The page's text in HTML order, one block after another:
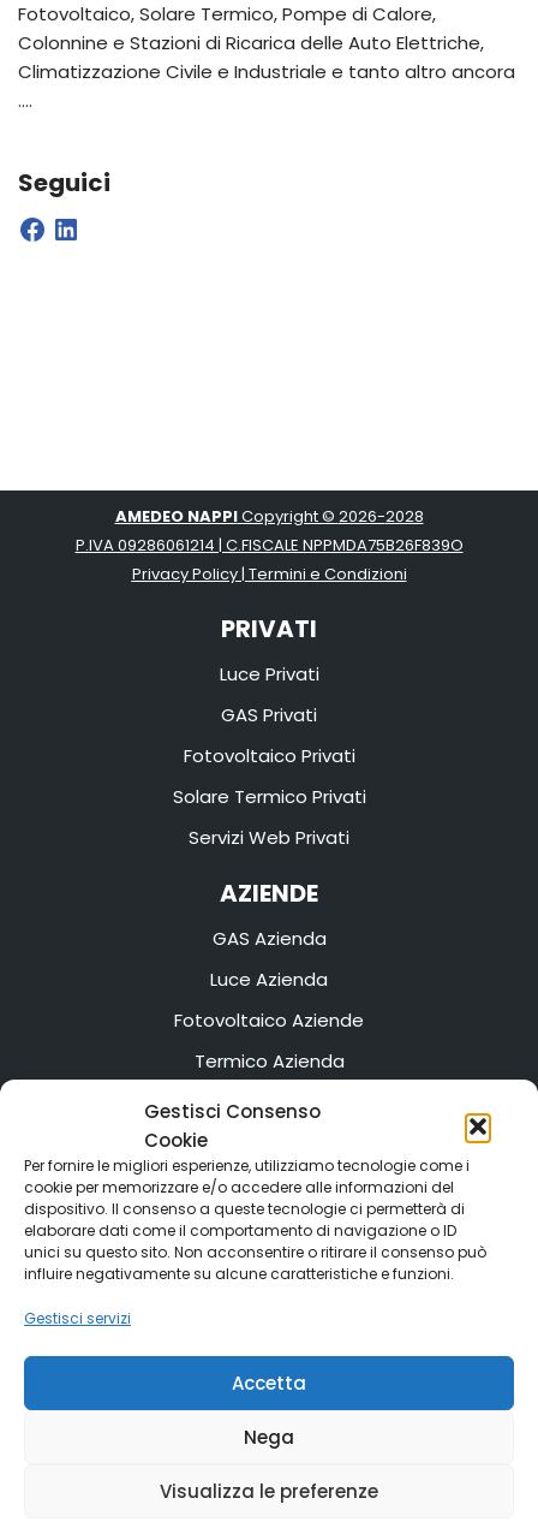
Gestisci Consenso
Cookie
Per fornire le migliori esperienze, utilizziamo tecnologie come i
cookie per memorizzare e/o accedere alle informazioni del
dispositivo. Il consenso a queste tecnologie ci permetterà di
elaborare dati come il comportamento di navigazione o ID
unici su questo sito. Non acconsentire o ritirare il consenso può
influire negativamente su alcune caratteristiche e funzioni.
Gestisci servizi
Accetta
Nega
Visualizza le preferenze
Fotovoltaico, Solare Termico, Pompe di Calore,
Colonnine e Stazioni di Ricarica delle Auto Elettriche,
Climatizzazione Civile e Industriale e tanto altro ancora
….
Seguici
AMEDEO NAPPICopyright © 2026-2028
P.IVA 09286061214 | C.FISCALE NPPMDA75B26F839O
Privacy Policy| Termini e Condizioni
PRIVATI
Luce Privati
GAS Privati
Fotovoltaico Privati
Solare Termico Privati
Servizi Web Privati
AZIENDE
GAS Azienda
Luce Azienda
Fotovoltaico Aziende
Termico Azienda
Servizi Web Azienda
CONTATTI
Efficientamento Residenziale
Efficientamento Aziendale
Efficientamento Condominiale
Home
Linkedin
Facebook
WhatsApp
MEDOSERV.IT© 2022 All Rights Reserved |